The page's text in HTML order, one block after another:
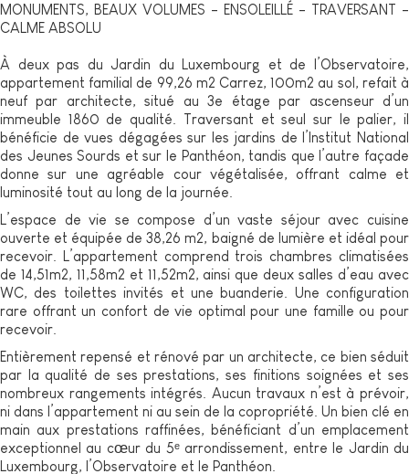
MONUMENTS, BEAUX VOLUMES - ENSOLEILLÉ - TRAVERSANT -
CALME ABSOLU
À deux pas du Jardin du Luxembourg et de l’Observatoire,
appartement familial de 99,26 m2 Carrez, 100m2 au sol, refait à
neuf par architecte, situé au 3e étage par ascenseur d’un
immeuble 1860 de qualité. Traversant et seul sur le palier, il
bénéficie de vues dégagées sur les jardins de l’Institut National
des Jeunes Sourds et sur le Panthéon, tandis que l’autre façade
donne sur une agréable cour végétalisée, offrant calme et
luminosité tout au long de la journée.
L’espace de vie se compose d’un vaste séjour avec cuisine
ouverte et équipée de 38,26 m2, baigné de lumière et idéal pour
recevoir. L’appartement comprend trois chambres climatisées
de 14,51m2, 11,58m2 et 11,52m2, ainsi que deux salles d’eau avec
WC, des toilettes invités et une buanderie. Une configuration
rare offrant un confort de vie optimal pour une famille ou pour
recevoir.
Entièrement repensé et rénové par un architecte, ce bien séduit
par la qualité de ses prestations, ses finitions soignées et ses
nombreux rangements intégrés. Aucun travaux n’est à prévoir,
ni dans l’appartement ni au sein de la copropriété. Un bien clé en
main aux prestations raffinées, bénéficiant d’un emplacement
exceptionnel au cœur du 5ᵉ arrondissement, entre le Jardin du
Luxembourg, l’Observatoire et le Panthéon.